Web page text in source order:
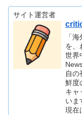
サイト運営者
「
を、
世界
自の
鮮度
キャ
いま
現在